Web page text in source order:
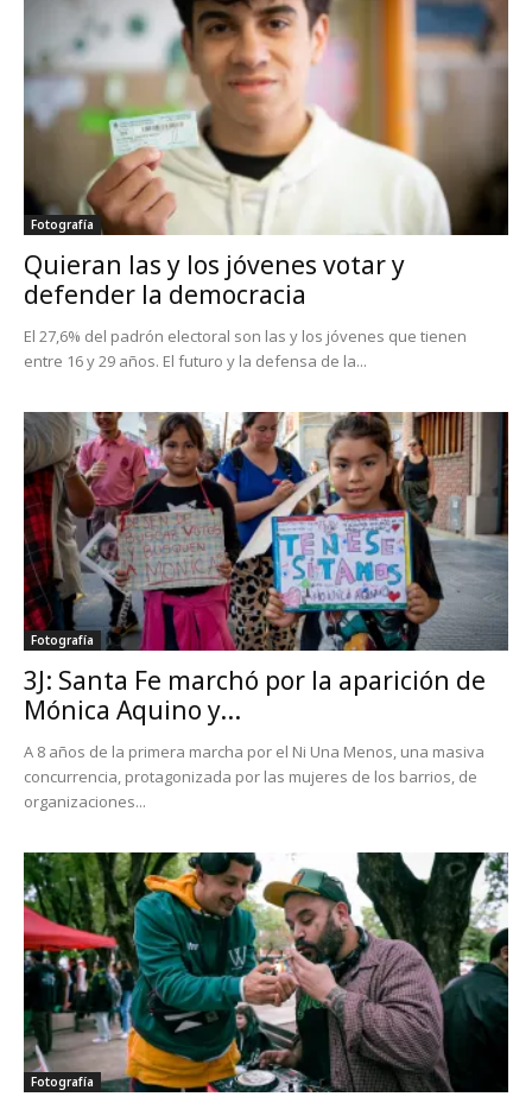
Fotografía
Quieran las y los jóvenes votar y
defender la democracia
El 27,6% del padrón electoral son las y los jóvenes que tienen
entre 16 y 29 años. El futuro y la defensa de la...
Fotografía
3J: Santa Fe marchó por la aparición de
Mónica Aquino y...
A 8 años de la primera marcha por el Ni Una Menos, una masiva
concurrencia, protagonizada por las mujeres de los barrios, de
organizaciones...
Fotografía